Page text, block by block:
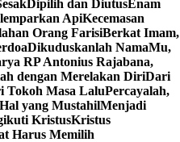
Dipilih dan DiutusEnam
ApiKecemasan
Orang FarisiBerkat Imam,
Dikuduskanlah NamaMu,
RP Antonius Rajabana,
dengan Merelakan DiriDari
Tokoh Masa LaluPercayalah,
yang MustahilMenjadi
KristusKristus
Harus Memilih